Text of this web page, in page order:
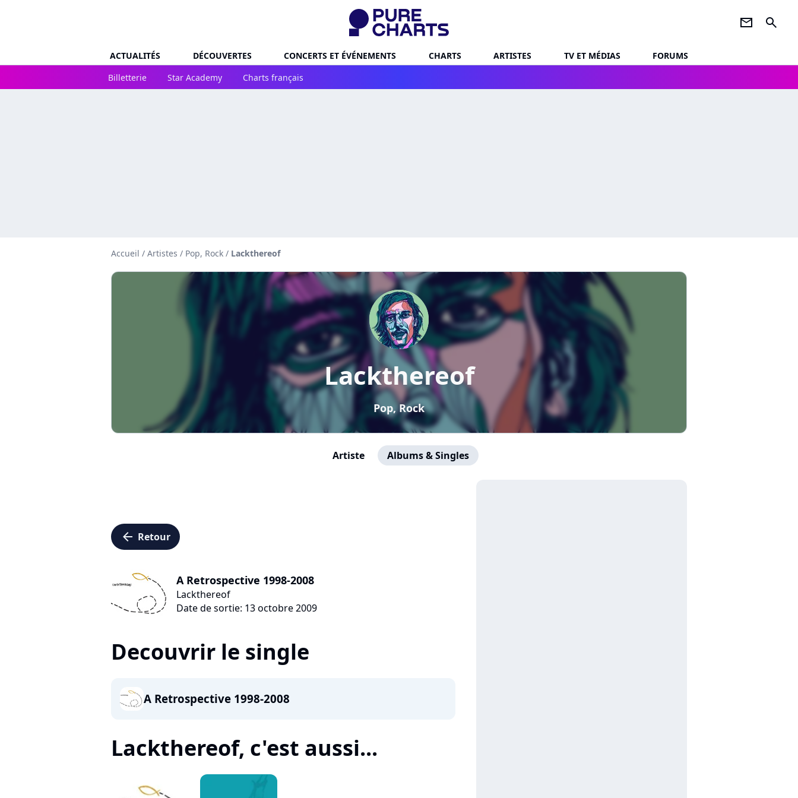
newsletter search
ACTUALITÉS DÉCOUVERTES CONCERTS ET ÉVÉNEMENTS CHARTS ARTISTES TV ET MÉDIAS
FORUMS
Billetterie
Star Academy Charts français
Accueil / Artistes / Pop, Rock / Lackthereof
Lackthereof
Pop, Rock
Artiste Albums & Singles
arrow_left Retour
A Retrospective 1998-2008
Lackthereof
Date de sortie: 13 octobre 2009
Decouvrir le single
A Retrospective 1998-2008
Lackthereof, c'est aussi...